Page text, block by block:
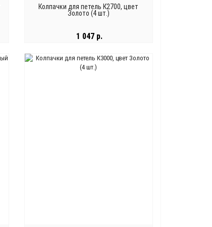
Колпачки для петель К2700, цвет
Золото (4 шт.)
1 047 р.
В КОРЗИНУ